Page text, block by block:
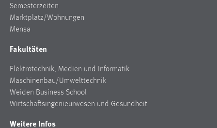
Semesterzeiten
Marktplatz/Wohnungen
Mensa
Fakultäten
Elektrotechnik, Medien und Informatik
Maschinenbau/Umwelttechnik
Weiden Business School
Wirtschaftsingenieurwesen und Gesundheit
Weitere Infos